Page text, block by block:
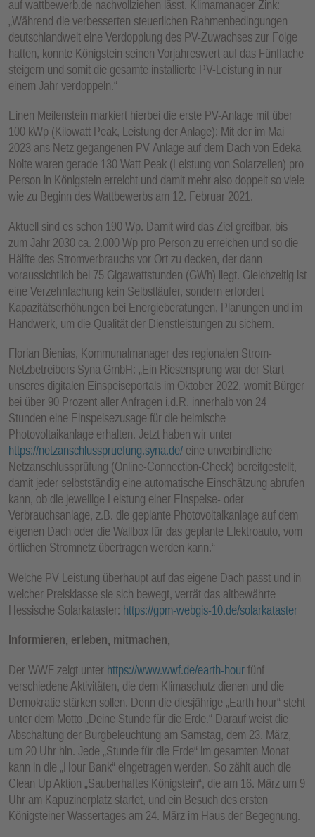
auf wattbewerb.de nachvollziehen lässt. Klimamanager Zink:
„Während die verbesserten steuerlichen Rahmenbedingungen
deutschlandweit eine Verdopplung des PV-Zuwachses zur Folge
hatten, konnte Königstein seinen Vorjahreswert auf das Fünffache
steigern und somit die gesamte installierte PV-Leistung in nur
einem Jahr verdoppeln.“
Einen Meilenstein markiert hierbei die erste PV-Anlage mit über
100 kWp (Kilowatt Peak, Leistung der Anlage): Mit der im Mai
2023 ans Netz gegangenen PV-Anlage auf dem Dach von Edeka
Nolte waren gerade 130 Watt Peak (Leistung von Solarzellen) pro
Person in Königstein erreicht und damit mehr also doppelt so viele
wie zu Beginn des Wattbewerbs am 12. Februar 2021.
Aktuell sind es schon 190 Wp. Damit wird das Ziel greifbar, bis
zum Jahr 2030 ca. 2.000 Wp pro Person zu erreichen und so die
Hälfte des Stromverbrauchs vor Ort zu decken, der dann
voraussichtlich bei 75 Gigawattstunden (GWh) liegt. Gleichzeitig ist
eine Verzehnfachung kein Selbstläufer, sondern erfordert
Kapazitätserhöhungen bei Energieberatungen, Planungen und im
Handwerk, um die Qualität der Dienstleistungen zu sichern.
Florian Bienias, Kommunalmanager des regionalen Strom-
Netzbetreibers Syna GmbH: „Ein Riesensprung war der Start
unseres digitalen Einspeiseportals im Oktober 2022, womit Bürger
bei über 90 Prozent aller Anfragen i.d.R. innerhalb von 24
Stunden eine Einspeisezusage für die heimische
Photovoltaikanlage erhalten. Jetzt haben wir unter
https://netzanschlusspruefung.syna.de/ eine unverbindliche
Netzanschlussprüfung (Online-Connection-Check) bereitgestellt,
damit jeder selbstständig eine automatische Einschätzung abrufen
kann, ob die jeweilige Leistung einer Einspeise- oder
Verbrauchsanlage, z.B. die geplante Photovoltaikanlage auf dem
eigenen Dach oder die Wallbox für das geplante Elektroauto, vom
örtlichen Stromnetz übertragen werden kann.“
Welche PV-Leistung überhaupt auf das eigene Dach passt und in
welcher Preisklasse sie sich bewegt, verrät das altbewährte
Hessische Solarkataster: https://gpm-webgis-10.de/solarkataster
Informieren, erleben, mitmachen,
Der WWF zeigt unter https://www.wwf.de/earth-hourfünf
verschiedene Aktivitäten, die dem Klimaschutz dienen und die
Demokratie stärken sollen. Denn die diesjährige „Earth hour“ steht
unter dem Motto „Deine Stunde für die Erde.“ Darauf weist die
Abschaltung der Burgbeleuchtung am Samstag, dem 23. März,
um 20 Uhr hin. Jede „Stunde für die Erde“ im gesamten Monat
kann in die „Hour Bank“ eingetragen werden. So zählt auch die
Clean Up Aktion „Sauberhaftes Königstein“, die am 16. März um 9
Uhr am Kapuzinerplatz startet, und ein Besuch des ersten
Königsteiner Wassertages am 24. März im Haus der Begegnung.